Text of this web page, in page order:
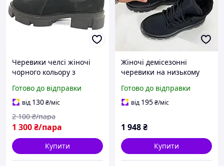
Черевики челсі жіночі
чорного кольору з
розмір 37
Готово до відправки
від 130₴/міс
1 300₴/пара
2 100 ₴/пара
Купити
Жіночі демісезонні
черевики на низькому
еластичними вставками
DI-20
Готово до відправки
від 195₴/міс
1 948₴
Купити